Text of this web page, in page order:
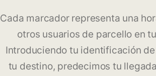
Cada marcador representa una
otros usuarios de parcello en
Introduciendo tu identificación
tu destino, predecimos tu